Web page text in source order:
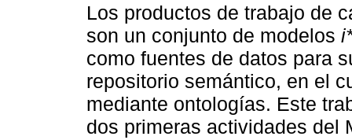
Los productos de trabajo de
son un conjunto de modelos
como fuentes de datos para
repositorio semántico, en el
mediante ontologías. Este
dos primeras actividades del